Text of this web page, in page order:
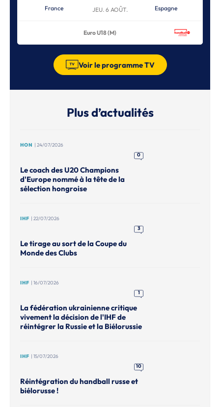
France JEU. 6 AOÛT. Espagne
Euro U18 (M)
Voir le programme TV
Plus d’actualités
HON | 24/07/2026
0
Le coach des U20 Champions
d'Europe nommé à la tête de la
sélection hongroise
IHF | 22/07/2026
3
Le tirage au sort de la Coupe du
Monde des Clubs
IHF | 16/07/2026
1
La fédération ukrainienne critique
vivement la décision de l'IHF de
réintégrer la Russie et la Biélorussie
IHF | 15/07/2026
10
Réintégration du handball russe et
biélorusse !